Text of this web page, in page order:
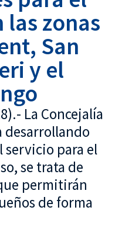
zonas
San
y el
La Concejalía
desarrollando
servicio para el
se trata de
permitirán
de forma